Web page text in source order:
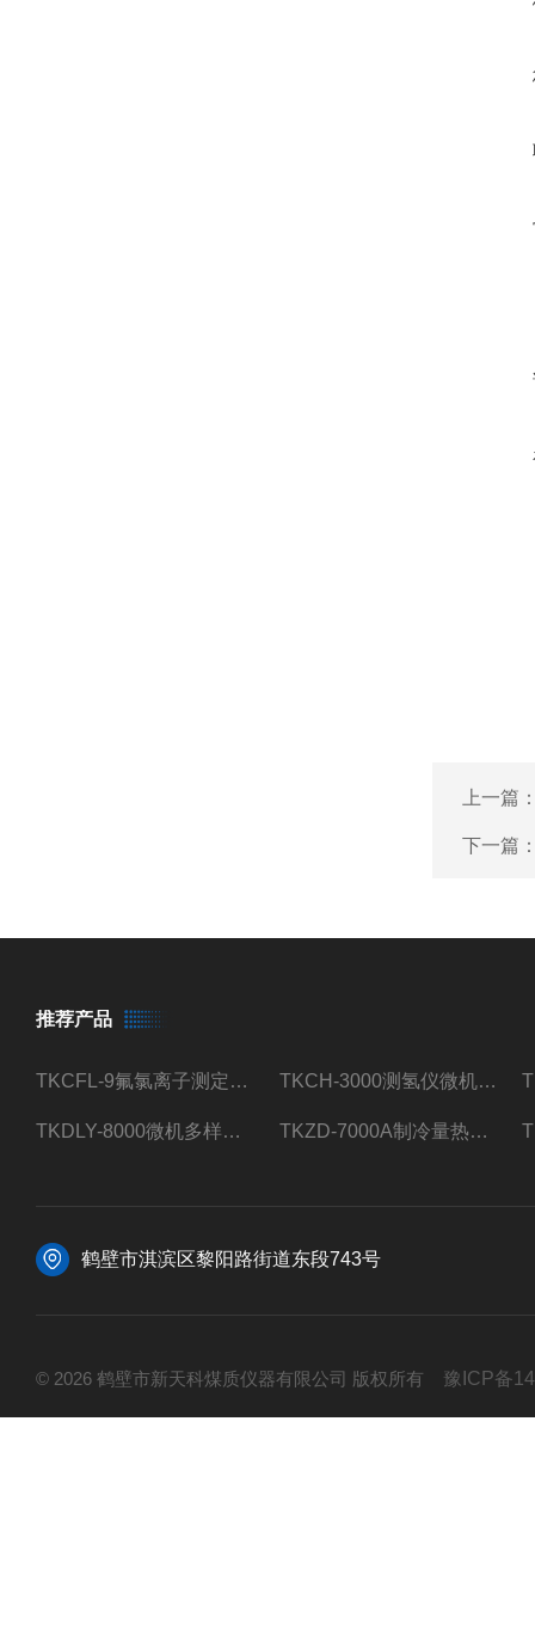
上一篇
下一篇
推荐产品
TKCFL-9氟氯离子测定仪自动煤质检测 TKCH-3000测氢仪微机氢元素测定煤质检测
TKDLY-8000微机多样测硫仪自动定硫仪化验室硫含量测定 TKZD-7000A制冷量热仪自动升降热值仪煤质检测
鹤壁市淇滨区黎阳路街道东段743号
© 2026 鹤壁市新天科煤质仪器有限公司 版权所有 豫ICP备